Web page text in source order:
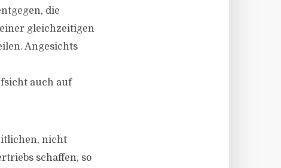
die
gleichzeitigen
Angesichts
auch auf
nicht
schaffen, so